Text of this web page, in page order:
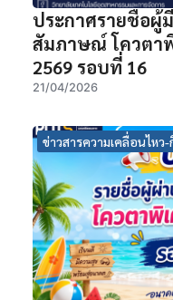
ประกาศรายชื่อผู้
สัมภาษณ์ โควตา
2569 รอบที่ 16
21/04/2026
ข่าวสารความเคลื่อนไหว-